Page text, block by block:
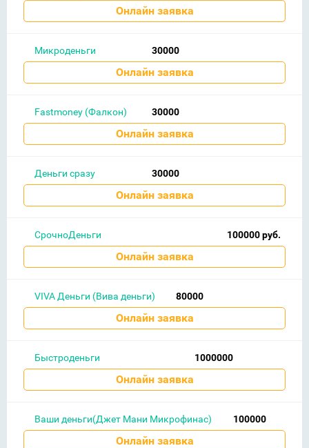
Онлайн заявка
Микроденьги 30000
Онлайн заявка
Fastmoney (Фалкон) 30000
Онлайн заявка
Деньги сразу 30000
Онлайн заявка
СрочноДеньги 100000 руб.
Онлайн заявка
VIVA Деньги (Вива деньги) 80000
Онлайн заявка
Быстроденьги 1000000
Онлайн заявка
Ваши деньги(Джет Мани Микрофинас) 100000
Онлайн заявка